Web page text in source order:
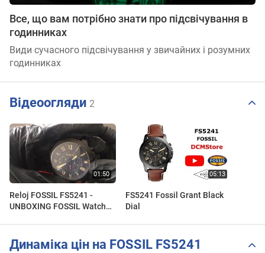
Все, що вам потрібно знати про підсвічування в
годинниках
Види сучасного підсвічування у звичайних і розумних
годинниках
Відеоогляди 2
Reloj FOSSIL FS5241 -
UNBOXING FOSSIL Watch
FS5241 Fossil Grant Black
Dial
Динаміка цін на FOSSIL FS5241